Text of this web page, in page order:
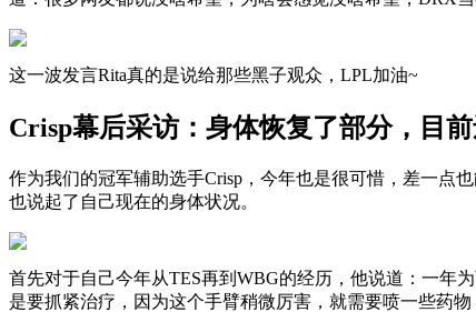
这一波发言Rita真的是说给那些黑子观众，LPL加油~
Crisp幕后采访：身体恢复了部分，目
作为我们的冠军辅助选手Crisp，今年也是很可惜，差一点
也说起了自己现在的身体状况。
首先对于自己今年从TES再到WBG的经历，他说道：一年
是要抓紧治疗，因为这个手臂稍微厉害，就需要喷一些药